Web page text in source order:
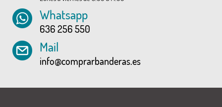
Whatsapp
636 256 550
Mail
info@comprarbanderas.es